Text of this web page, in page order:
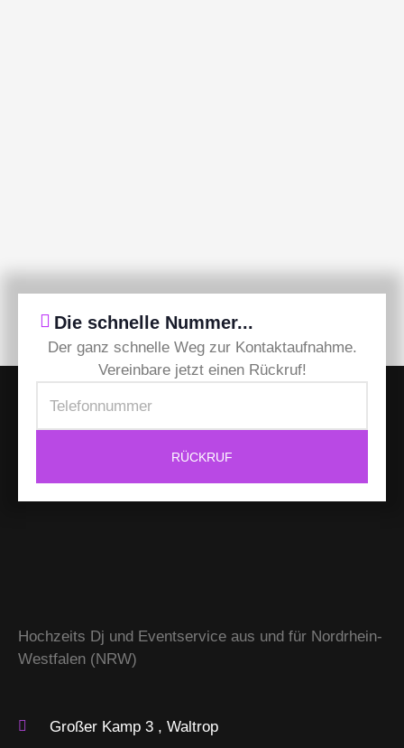
Die schnelle Nummer...
Der ganz schnelle Weg zur Kontaktaufnahme.
Vereinbare jetzt einen Rückruf!
RÜCKRUF
Hochzeits Dj und Eventservice aus und für Nordrhein-
Westfalen (NRW)
Großer Kamp 3 , Waltrop